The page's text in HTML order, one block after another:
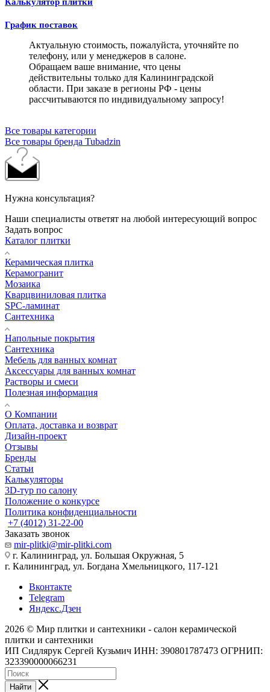
График поставок
Актуальную стоимость, пожалуйста, уточняйте по
телефону, или у менеджеров в салоне.
Обращаем ваше внимание, что цены
действительны только для Калининградской
области. При заказе в регионы РФ - цены
рассчитываются по индивидуальному запросу!
Все товары категории
Все товары бренда Tubadzin
Нужна консультация?
Наши специалисты ответят на любой интересующий вопрос
Задать вопрос
Каталог плитки
Керамическая плитка
Керамогранит
Мозаика
Кварцвиниловая плитка
SPC-ламинат
Сантехника
Напольные покрытия
Сантехника
Мебель для ванных комнат
Аксессуары для ванных комнат
Растворы и смеси
Полезная информация
О Компании
Оплата, доставка и возврат
Дизайн-проект
Отзывы
Бренды
Статьи
Калькуляторы
3D-тур по салону
Положение о конкурсе
Политика конфиденциальности
+7 (4012) 31-22-00
Заказать звонок
mir-plitki@mir-plitki.com
г. Калининград, ул. Большая Окружная, 5
г. Калининград, ул. Богдана Хмельницкого, 117-121
Вконтакте
Telegram
Яндекс.Дзен
2026 © Мир плитки и сантехники - салон керамической
плитки и сантехники
ИП Сидлярук Сергей Кузьмич ИНН: 390801787473 ОГРНИП:
323390000066231
Найти